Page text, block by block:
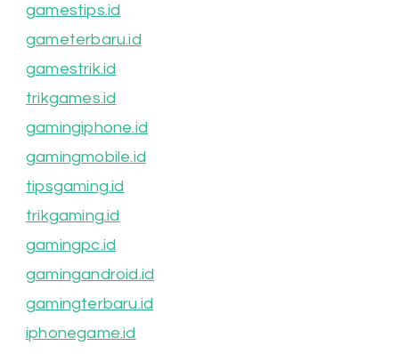
gamestips.id
gameterbaru.id
gamestrik.id
trikgames.id
gamingiphone.id
gamingmobile.id
tipsgaming.id
trikgaming.id
gamingpc.id
gamingandroid.id
gamingterbaru.id
iphonegame.id